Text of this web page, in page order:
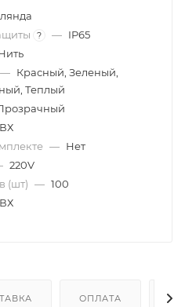
? — IP65
— Красный, Зеленый,
Теплый
— Нет
220V
(шт) — 100
ОПЛАТА